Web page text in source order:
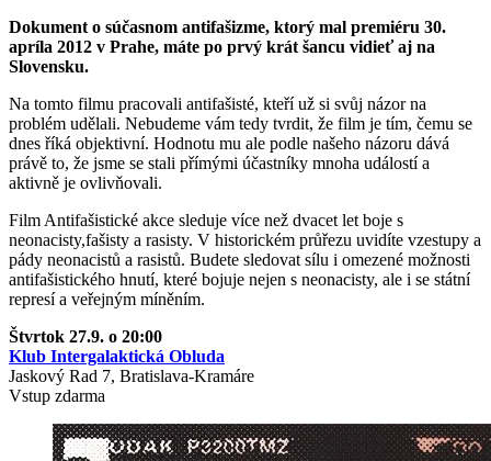
Dokument o súčasnom antifašizme, ktorý mal premiéru 30.
apríla 2012 v Prahe, máte po prvý krát šancu vidieť aj na
Slovensku.
Na tomto filmu pracovali antifašisté, kteří už si svůj názor na
problém udělali. Nebudeme vám tedy tvrdit, že film je tím, čemu se
dnes říká objektivní. Hodnotu mu ale podle našeho názoru dává
právě to, že jsme se stali přímými účastníky mnoha událostí a
aktivně je ovlivňovali.
Film Antifašistické akce sleduje více než dvacet let boje s
neonacisty,fašisty a rasisty. V historickém průřezu uvidíte vzestupy a
pády neonacistů a rasistů. Budete sledovat sílu i omezené možnosti
antifašistického hnutí, které bojuje nejen s neonacisty, ale i se státní
represí a veřejným míněním.
Štvrtok 27.9. o 20:00
Klub Intergalaktická Obluda
Jaskový Rad 7, Bratislava-Kramáre
Vstup zdarma